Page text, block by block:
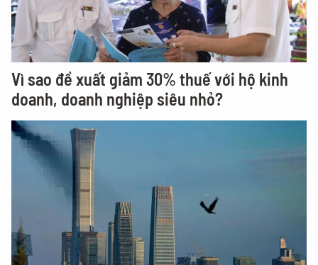
Vì sao đề xuất giảm 30% thuế với hộ kinh
doanh, doanh nghiệp siêu nhỏ?